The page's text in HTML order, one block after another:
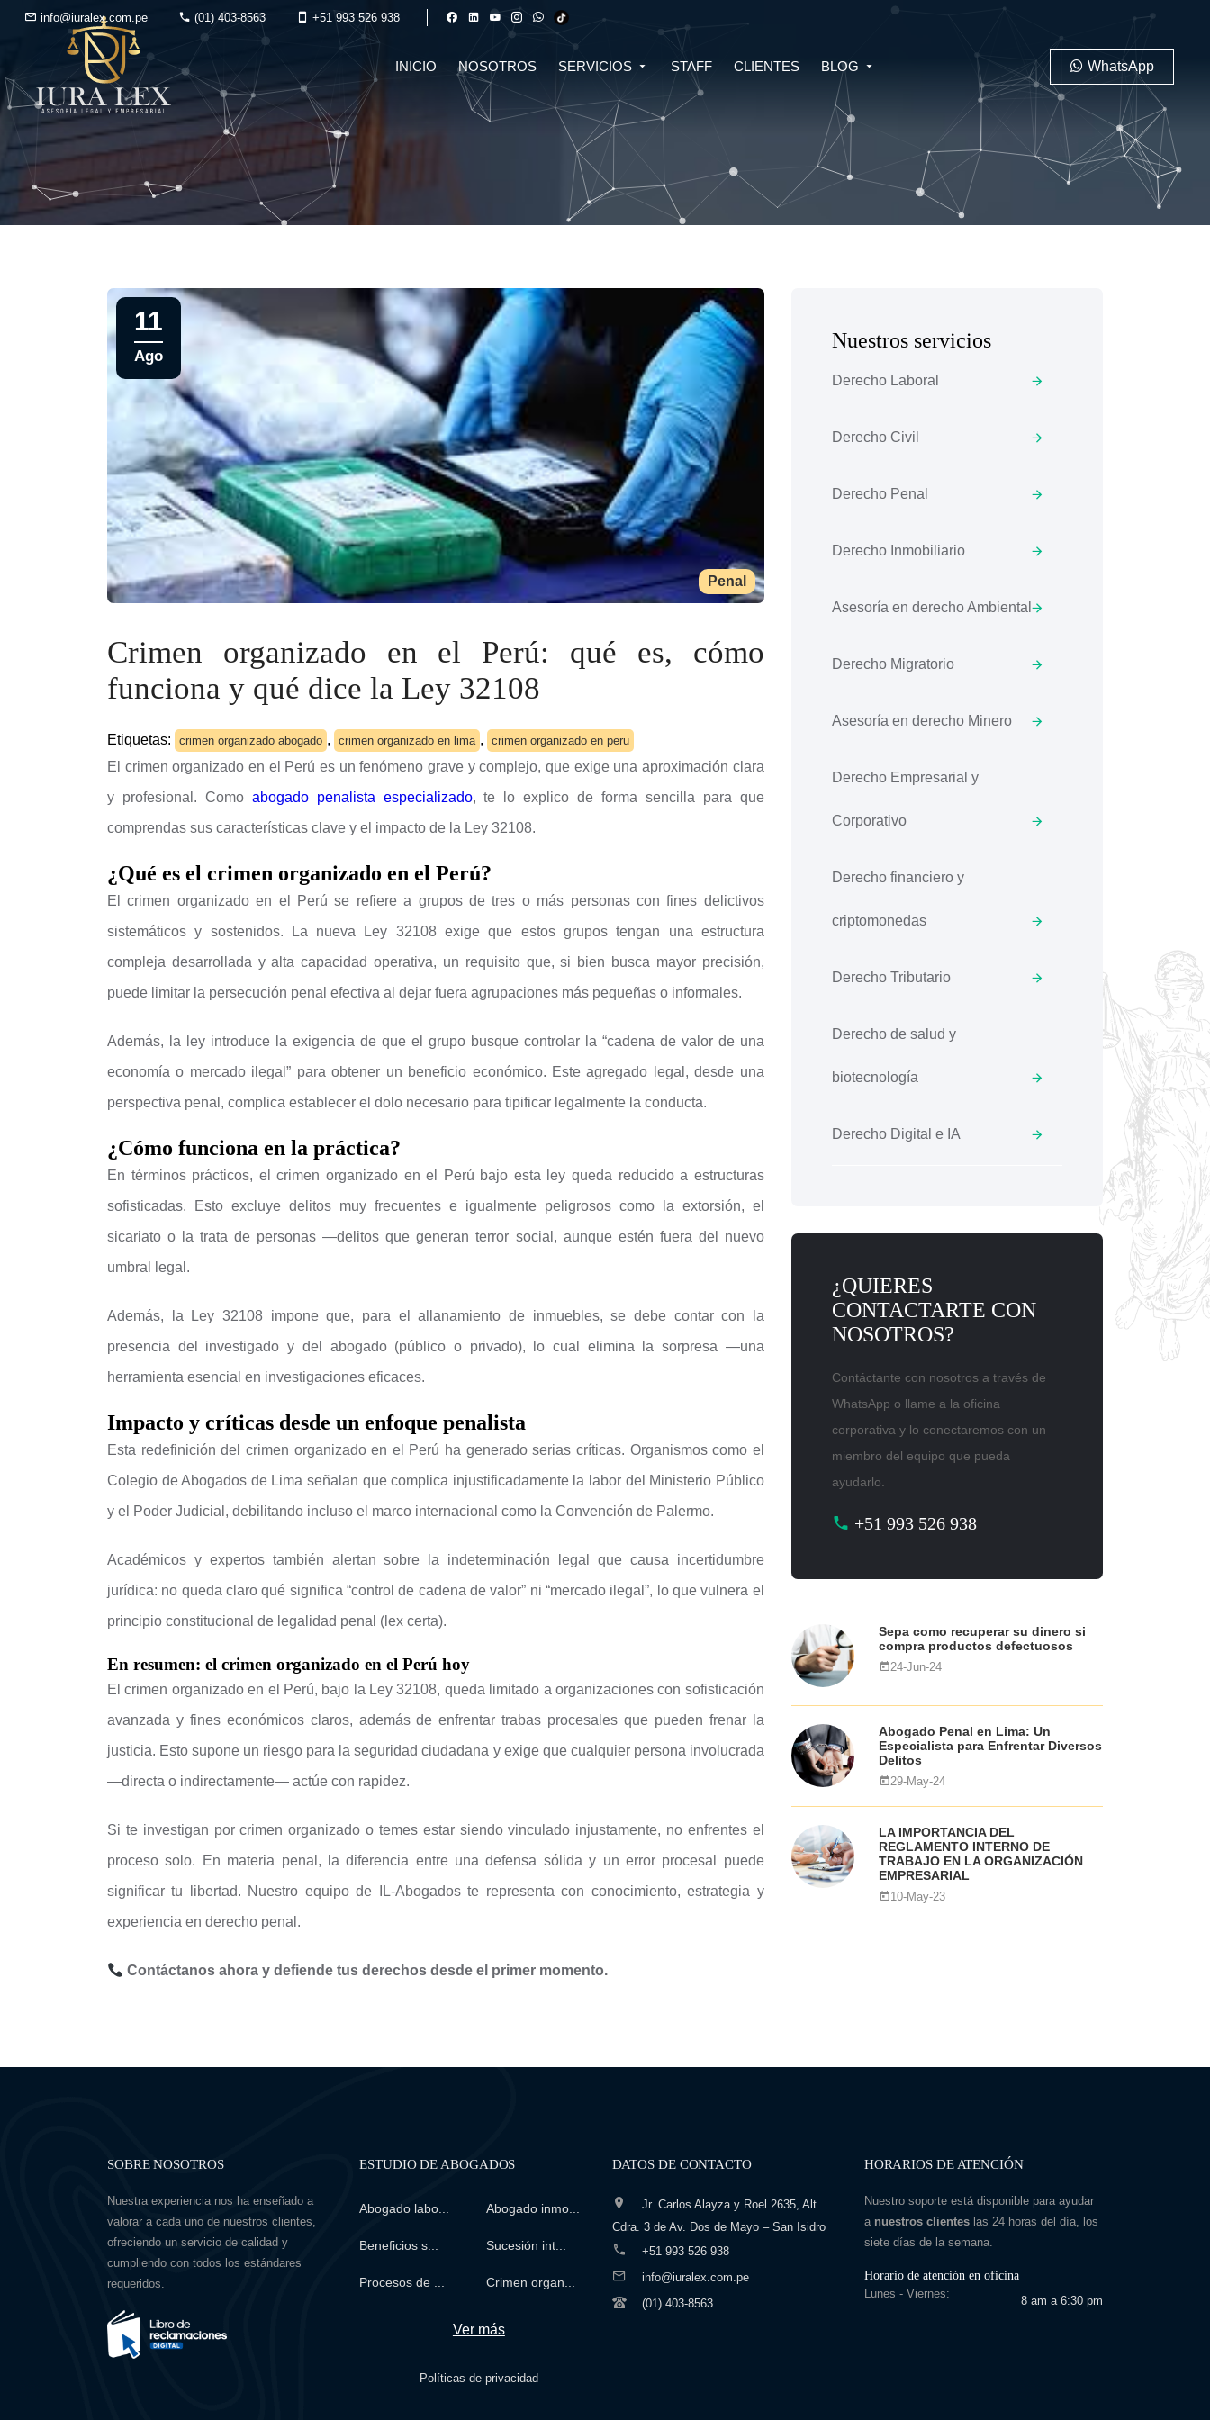
info@iuralex.com.pe (01) 403-8563 +51 993 526 938
INICIO NOSOTROS SERVICIOS
DERECHO FINANCIERO Y
CRIPTOMONEDAS
DERECHO TRIBUTARIO
BIOTECNOLOGÍA
DERECHO EMPRESARIAL Y
CORPORATIVO
DERECHO DIGITAL E IA
DERECHO INMOBILIARIO DERECHO MIGRATORIO
ASESORÍA EN DERECHO AMBIENTAL ASESORÍA EN DERECHO MINERO
STAFF CLIENTES BLOG
LABORAL
INMOBILIARIO
WhatsApp
Penal
11
Ago
Crimen organizado en el Perú: qué es, cómo
funciona y qué dice la Ley 32108
Etiquetas: crimen organizado abogado , crimen organizado en lima , crimen organizado en peru
El crimen organizado en el Perú es un fenómeno grave y complejo, que exige una aproximación clara
y profesional. Como abogado penalista especializado, te lo explico de forma sencilla para que
comprendas sus características clave y el impacto de la Ley 32108.
¿Qué es el crimen organizado en el Perú?
El crimen organizado en el Perú se refiere a grupos de tres o más personas con fines delictivos
sistemáticos y sostenidos. La nueva Ley 32108 exige que estos grupos tengan una estructura
compleja desarrollada y alta capacidad operativa, un requisito que, si bien busca mayor precisión,
puede limitar la persecución penal efectiva al dejar fuera agrupaciones más pequeñas o informales.
Además, la ley introduce la exigencia de que el grupo busque controlar la “cadena de valor de una
economía o mercado ilegal” para obtener un beneficio económico. Este agregado legal, desde una
perspectiva penal, complica establecer el dolo necesario para tipificar legalmente la conducta.
¿Cómo funciona en la práctica?
En términos prácticos, el crimen organizado en el Perú bajo esta ley queda reducido a estructuras
sofisticadas. Esto excluye delitos muy frecuentes e igualmente peligrosos como la extorsión, el
sicariato o la trata de personas —delitos que generan terror social, aunque estén fuera del nuevo
umbral legal.
Además, la Ley 32108 impone que, para el allanamiento de inmuebles, se debe contar con la
presencia del investigado y del abogado (público o privado), lo cual elimina la sorpresa —una
herramienta esencial en investigaciones eficaces.
Impacto y críticas desde un enfoque penalista
Esta redefinición del crimen organizado en el Perú ha generado serias críticas. Organismos como el
Colegio de Abogados de Lima señalan que complica injustificadamente la labor del Ministerio Público
y el Poder Judicial, debilitando incluso el marco internacional como la Convención de Palermo.
Académicos y expertos también alertan sobre la indeterminación legal que causa incertidumbre
jurídica: no queda claro qué significa “control de cadena de valor” ni “mercado ilegal”, lo que vulnera el
principio constitucional de legalidad penal (lex certa).
En resumen: el crimen organizado en el Perú hoy
El crimen organizado en el Perú, bajo la Ley 32108, queda limitado a organizaciones con sofisticación
avanzada y fines económicos claros, además de enfrentar trabas procesales que pueden frenar la
justicia. Esto supone un riesgo para la seguridad ciudadana y exige que cualquier persona involucrada
—directa o indirectamente— actúe con rapidez.
Si te investigan por crimen organizado o temes estar siendo vinculado injustamente, no enfrentes el
proceso solo. En materia penal, la diferencia entre una defensa sólida y un error procesal puede
significar tu libertad. Nuestro equipo de IL-Abogados te representa con conocimiento, estrategia y
experiencia en derecho penal.
Contáctanos ahora y defiende tus derechos desde el primer momento.
Nuestros servicios
Derecho Laboral
Derecho Civil
Derecho Penal
Derecho Inmobiliario
Asesoría en derecho Ambiental
Derecho Migratorio
Asesoría en derecho Minero
Derecho Empresarial y
Corporativo
Derecho financiero y
criptomonedas
Derecho Tributario
Derecho de salud y
biotecnología
Derecho Digital e IA
¿QUIERES
CONTACTARTE CON
NOSOTROS?
Contáctante con nosotros a través de
WhatsApp o llame a la oficina
corporativa y lo conectaremos con un
miembro del equipo que pueda
ayudarlo.
+51 993 526 938
Sepa como recuperar su dinero si
compra productos defectuosos
24-Jun-24
Abogado Penal en Lima: Un
Especialista para Enfrentar Diversos
Delitos
29-May-24
LA IMPORTANCIA DEL
REGLAMENTO INTERNO DE
TRABAJO EN LA ORGANIZACIÓN
EMPRESARIAL
10-May-23
SOBRE NOSOTROS
Nuestra experiencia nos ha enseñado a
valorar a cada uno de nuestros clientes,
ofreciendo un servicio de calidad y
cumpliendo con todos los estándares
requeridos.
ESTUDIO DE ABOGADOS
Abogado labo... Abogado inmo...
Beneficios s... Sucesión int...
Procesos de ... Crimen organ...
Ver más
Políticas de privacidad
DATOS DE CONTACTO
Jr. Carlos Alayza y Roel 2635, Alt.
Cdra. 3 de Av. Dos de Mayo – San Isidro
+51 993 526 938
info@iuralex.com.pe
(01) 403-8563
HORARIOS DE ATENCIÓN
Nuestro soporte está disponible para ayudar
a nuestros clienteslas 24 horas del día, los
siete días de la semana.
Horario de atención en oficina
Lunes - Viernes:
8 am a 6:30 pm